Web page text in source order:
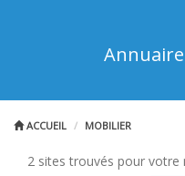
ACCUEIL MOBILIER
2 sites trouvés pour votre